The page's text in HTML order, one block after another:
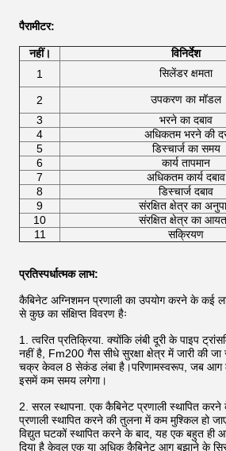
पैरामीटर:
नहीं।
विनिर्देश
1
सिलेंडर क्षमता
2 उपकरण का मॉडल
3
भरने का दबाव
4
अधिकतम भरने की
5
डिस्चार्ज का समय
6
कार्य तापमान
7
अधिकतम कार्य दबाव
8
डिस्चार्ज दबाव
9
संरक्षित क्षेत्र का
10
संरक्षित क्षेत्र का
11
सक्रियण
प्रतिस्पर्धात्मक लाभ:
कैबिनेट अग्निशमन प्रणाली का उपयोग करने के कई
से कुछ का संक्षिप्त विवरण हैः
1. त्वरित प्रतिक्रिया. क्योंकि लंबी दूरी के पाइप
नहीं है, Fm200 गैस सीधे सुरक्षा क्षेत्र में जारी की
चक्र केवल 8 सेकंड लंबा है।परिणामस्वरूप, जब आग
इसमें कम समय लगेगा।
2. सरल स्थापना. एक कैबिनेट प्रणाली स्थापित करने
प्रणाली स्थापित करने की तुलना में कम मुश्किल हो
विद्युत घटकों स्थापित करने के बाद, यह एक बहुत ही
दिया है केवल एक या अधिक कैबिनेट आग बुझाने के